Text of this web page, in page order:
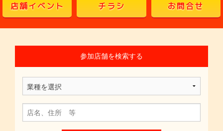
店舗イベント チラシ お問合せ
参加店舗を検索する